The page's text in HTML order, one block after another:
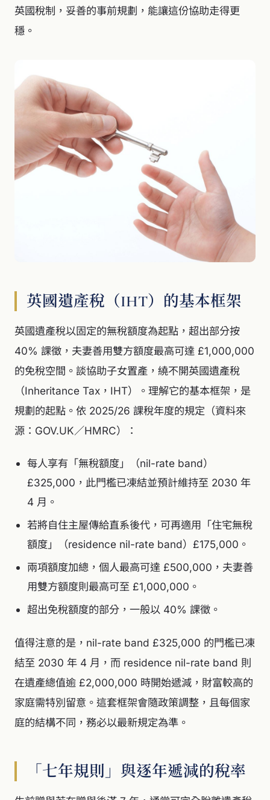
英國稅制，妥善的事前規劃，能讓這份協助走得更
穩。
英國遺產稅（IHT）的基本框架
英國遺產稅以固定的無稅額度為起點，超出部分按
40% 課徵，夫妻善用雙方額度最高可達 £1,000,000
的免稅空間。談協助子女置產，繞不開英國遺產稅
（Inheritance Tax，IHT）。理解它的基本框架，是
規劃的起點。依 2025/26 課稅年度的規定（資料來
源：GOV.UK／HMRC）：
每人享有「無稅額度」（nil-rate band）
£325,000，此門檻已凍結並預計維持至 2030 年
4 月。
若將自住主屋傳給直系後代，可再適用「住宅無稅
額度」（residence nil-rate band）£175,000。
兩項額度加總，個人最高可達 £500,000，夫妻善
用雙方額度則最高可至 £1,000,000。
超出免稅額度的部分，一般以 40% 課徵。
值得注意的是，nil-rate band £325,000 的門檻已凍
結至 2030 年 4 月，而 residence nil-rate band 則
在遺產總值逾 £2,000,000 時開始遞減，財富較高的
家庭需特別留意。這套框架會隨政策調整，且每個家
庭的結構不同，務必以最新規定為準。
「七年規則」與逐年遞減的稅率